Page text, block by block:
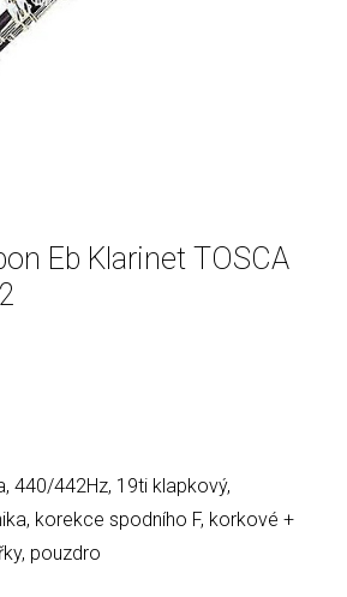
Eb Klarinet TOSCA
440/442Hz, 19ti klapkový,
korekce spodního F, korkové +
pouzdro